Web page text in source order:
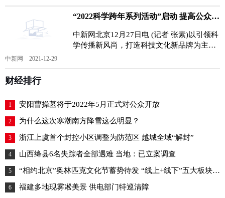
“2022科学跨年系列活动”启动 提高公众对科学类流言“免疫力”
中新网北京12月27日电 (记者 张素)以引领科
学传播新风尚，打造科技文化新品牌为主题
中新网 2021-12-29
财经排行
1 安阳曹操墓将于2022年5月正式对公众开放
2 为什么这次寒潮南方降雪这么明显？
3 浙江上虞首个封控小区调整为防范区 越城全域“解封”
4 山西绛县6名失踪者全部遇难 当地：已立案调查
5 “相约北京”奥林匹克文化节蓄势待发 “线上+线下”五大板块喜迎冬奥
6 福建多地现雾凇美景 供电部门特巡清障